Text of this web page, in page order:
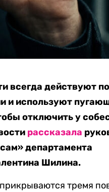
всегда действуют
и используют
отключить у
рассказала
департамента
Шилина.
тремя